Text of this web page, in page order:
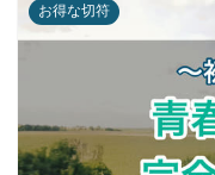
お得な切符